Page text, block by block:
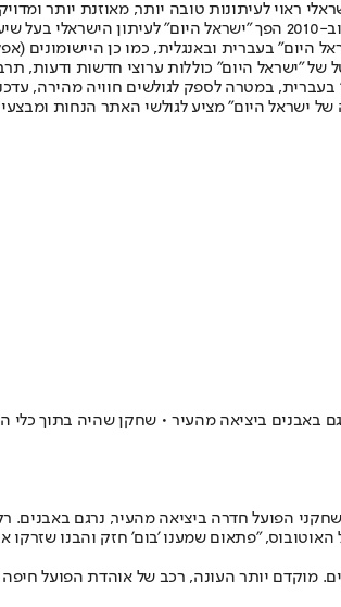
ראוי לעיתונות טובה יותר, מאוזנת יותר
תשלום. המהדורה המודפסת הראשונה פורסמה ב-30 ביולי 2007,
של "ישראל היום" כוללות ערוצי חדשות ודעות,
בעברית, במטרה לספק לגולשים חוויה
ישראל היום" מציע לגולשי האתר הנחות
הפועל חדרה ביציאה מהעיר, נרגם
"פתאום שמענו 'בום' חזק והבנו
מוקדם יותר העונה, רכב של אוהדת הפועל